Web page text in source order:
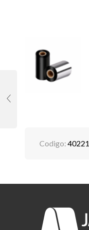
Codigo: 40221